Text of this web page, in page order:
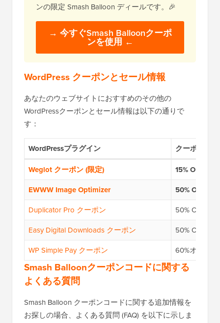
ンの限定 Smash Balloon ディールです。🎉
→ 今すぐSmash Balloonクーポ
ンを使用 ←
WordPress クーポンとセール情報
あなたのウェブサイトにおすすめのその他の
WordPressクーポンとセール情報は以下の通りで
す：
WordPressプラグイン
クーポンコ
Weglot クーポン (限定)
15% OFF —
EWWW Image Optimizer
50% OFF
Duplicator Pro クーポン
50% OFF
Easy Digital Downloads クーポン
50% OFF
WP Simple Pay クーポン
60%オフ —
Smash Balloonクーポンコードに関する
よくある質問
Smash Balloon クーポンコードに関する追加情報を
お探しの場合、よくある質問 (FAQ) を以下に示しま